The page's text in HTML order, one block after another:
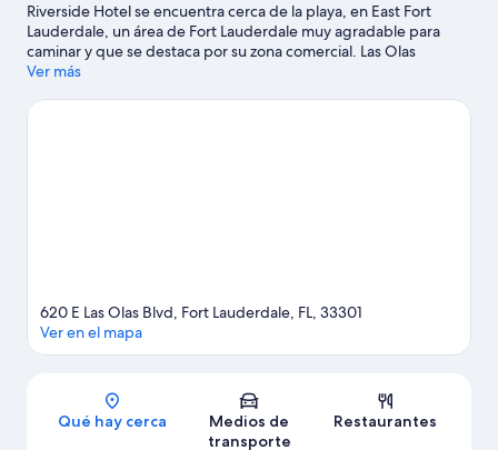
Riverside Hotel se encuentra cerca de la playa, en East Fort
Lauderdale, un área de Fort Lauderdale muy agradable para
caminar y que se destaca por su zona comercial. Las Olas
Boulevard y Museo Histórico Stranahan House son lugares
Playa de Fort Lauderdale y Parque estatal Hugh Taylor Birch.
Ver más
Sección del mapa
620 E Las Olas Blvd, Fort Lauderdale, FL, 33301
Ver en el mapa
Qué hay cerca
Medios de
transporte
Restaurantes